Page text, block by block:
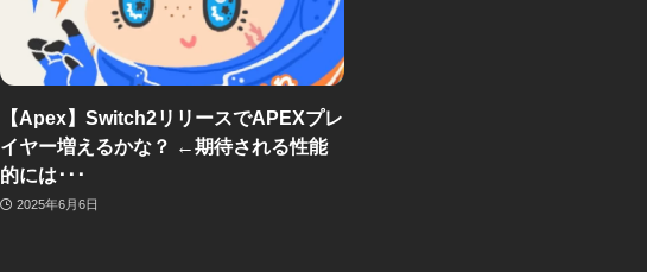
【Apex】Switch2リリースでAPEXプレ
イヤー増えるかな？ ←期待される性能
的には･･･
2025年6月6日